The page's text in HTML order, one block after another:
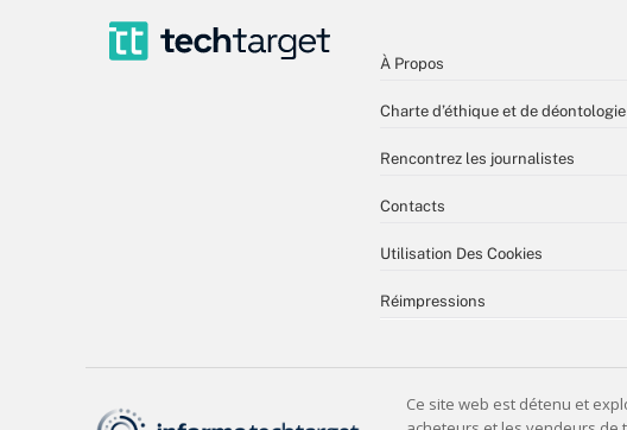
À Propos
Charte d’éthique et de déontologie
Rencontrez les journalistes
Contacts
Utilisation Des Cookies
Réimpressions